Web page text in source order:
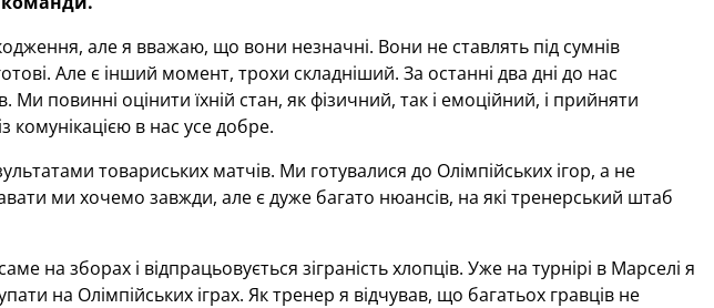
але я вважаю, що вони незначні. Вони не ставлять під сумнів
Але є інший момент, трохи складніший. За останні два дні до нас
Ми повинні оцінити їхній стан, як фізичний, так і емоційний, і прийняти
в нас усе добре.
товариських матчів. Ми готувалися до Олімпійських ігор, а не
ми хочемо завжди, але є дуже багато нюансів, на які тренерський штаб
на зборах і відпрацьовується зіграність хлопців. Уже на турнірі в Марселі я
на Олімпійських іграх. Як тренер я відчував, що багатьох гравців не